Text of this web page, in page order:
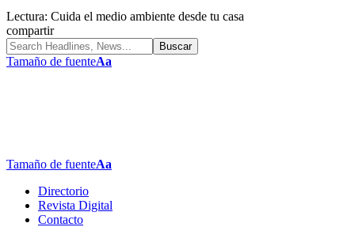
Lectura: Cuida el medio ambiente desde tu casa
compartir
Tamaño de fuenteAa
Tamaño de fuenteAa
Directorio
Revista Digital
Contacto